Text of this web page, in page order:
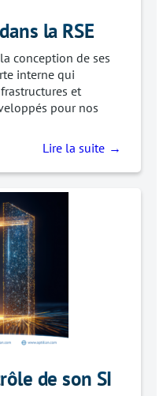
la RSE
conception de ses
interne qui
et
pour nos
Lire la suite
de son SI